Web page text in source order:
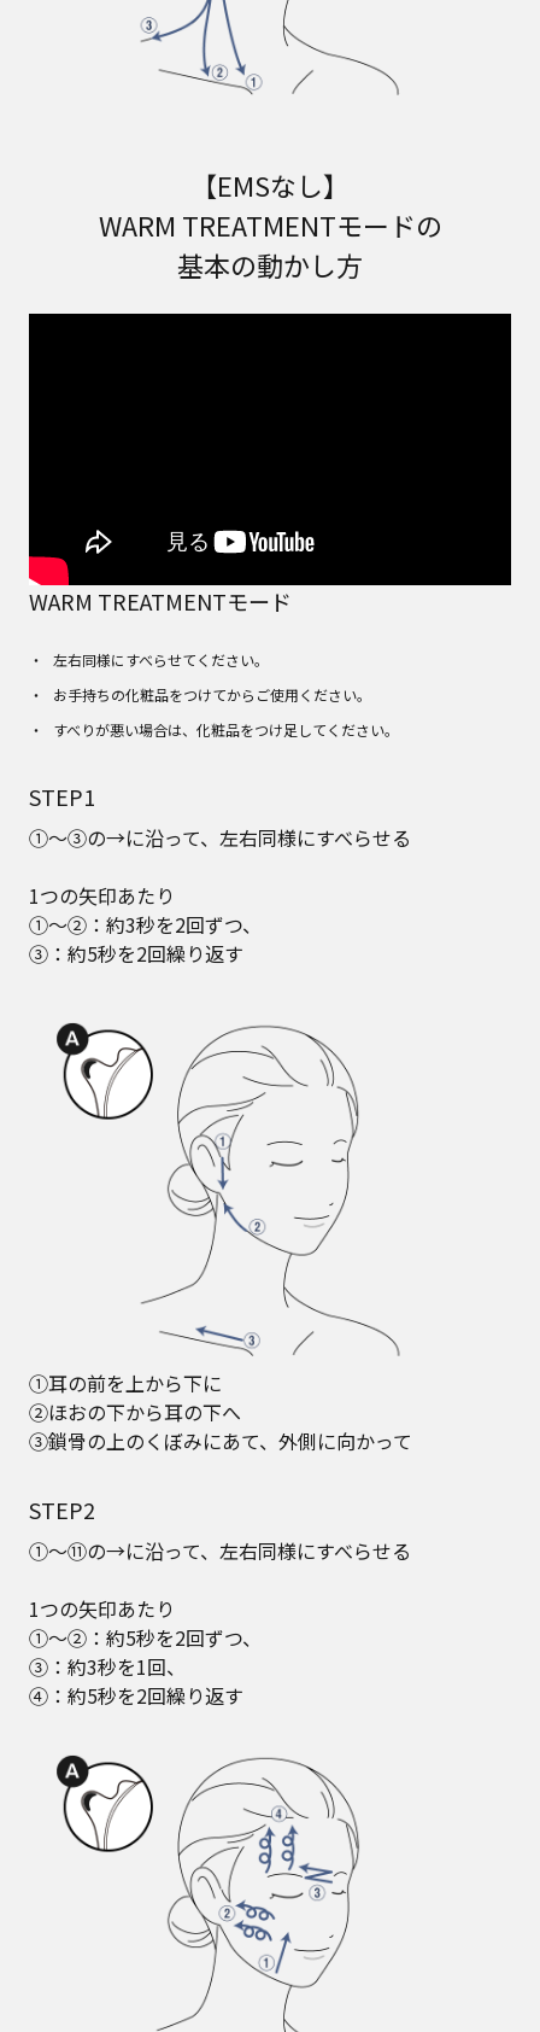
【EMSなし】
WARM TREATMENTモードの
基本の動かし方
WARM TREATMENTモード
左右同様にすべらせてください。
お手持ちの化粧品をつけてからご使用ください。
すべりが悪い場合は、化粧品をつけ足してください。
STEP1
①～③の→に沿って、左右同様にすべらせる
1つの矢印あたり
①～②：約3秒を2回ずつ、
③：約5秒を2回繰り返す
①耳の前を上から下に
②ほおの下から耳の下へ
③鎖骨の上のくぼみにあて、外側に向かって
STEP2
①～⑪の→に沿って、左右同様にすべらせる
1つの矢印あたり
①～②：約5秒を2回ずつ、
③：約3秒を1回、
④：約5秒を2回繰り返す